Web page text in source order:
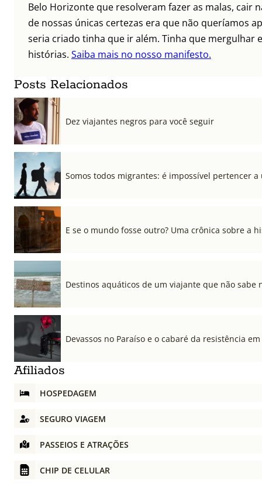
Belo Horizonte que resolveram fazer as malas, cair
de nossas únicas certezas era que não queríamos
seria criado tinha que ir além. Tinha que mergulhar
histórias. Saiba mais no nosso manifesto.
Posts Relacionados
Dez viajantes negros para você seguir
Somos todos migrantes: é impossível pertencer a
E se o mundo fosse outro? Uma crônica sobre a
Destinos aquáticos de um viajante que não sabe
Devassos no Paraíso e o cabaré da resistência em
Afiliados
HOSPEDAGEM
SEGURO VIAGEM
PASSEIOS E ATRAÇÕES
CHIP DE CELULAR